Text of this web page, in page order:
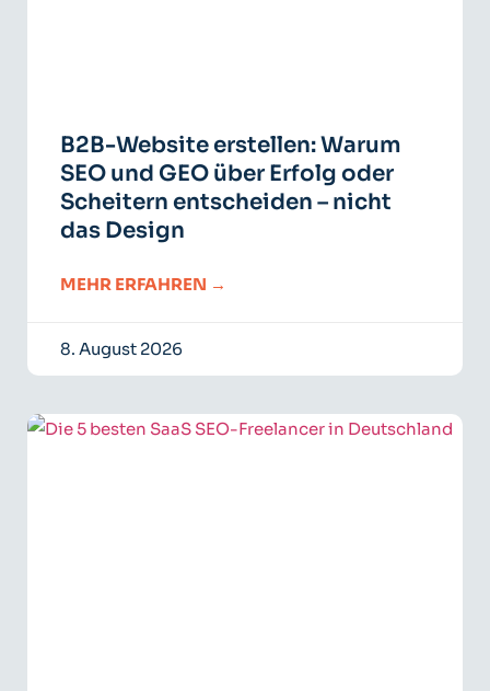
B2B-Website erstellen: Warum
SEO und GEO über Erfolg oder
Scheitern entscheiden – nicht
das Design
MEHR ERFAHREN →
8. August 2026